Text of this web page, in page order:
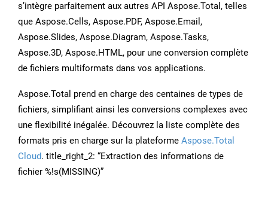
s’intègre parfaitement aux autres API Aspose.Total, telles
que Aspose.Cells, Aspose.PDF, Aspose.Email,
Aspose.Slides, Aspose.Diagram, Aspose.Tasks,
Aspose.3D, Aspose.HTML, pour une conversion complète
de fichiers multiformats dans vos applications.
Aspose.Total prend en charge des centaines de types de
fichiers, simplifiant ainsi les conversions complexes avec
une flexibilité inégalée. Découvrez la liste complète des
formats pris en charge sur la plateforme Aspose.Total
Cloud. title_right_2: “Extraction des informations de
fichier %!s(MISSING)”